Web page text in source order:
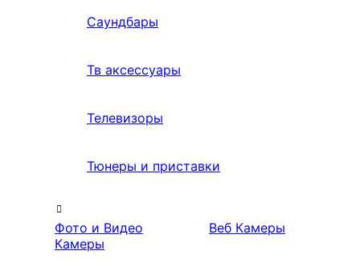
Саундбары
Тв аксессуары
Телевизоры
Тюнеры и приставки
Фото и Видео
Камеры
Веб Камеры